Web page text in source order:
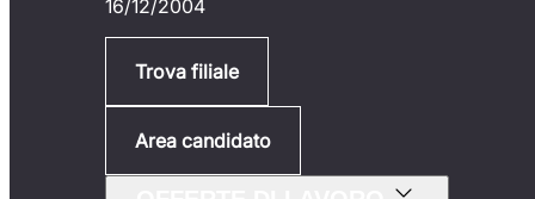
16/12/2004
Trova filiale
Area candidato